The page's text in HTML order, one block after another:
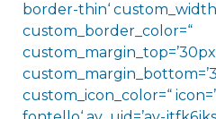
border-thin‘
custom_border_color=“
custom_icon_color=“